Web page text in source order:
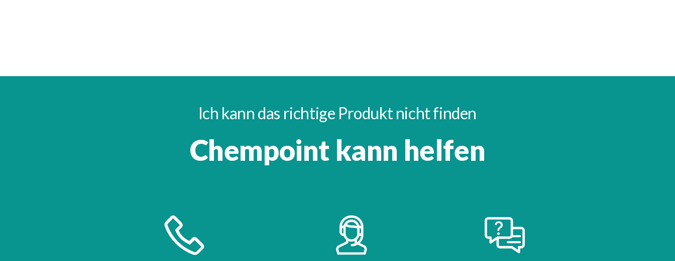
Ich kann das richtige Produkt nicht finden
Chempoint kann helfen